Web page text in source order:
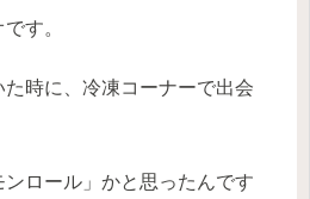
す。
時に、冷凍コーナーで出会
ロール」かと思ったんです